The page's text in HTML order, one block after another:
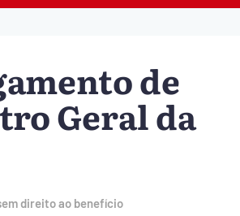
de
Geral da
direito ao benefício